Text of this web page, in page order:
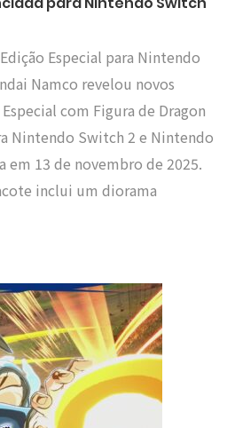
Especial para Nintendo
Namco revelou novos
com Figura de Dragon
Nintendo Switch 2 e Nintendo
em 13 de novembro de 2025.
inclui um diorama